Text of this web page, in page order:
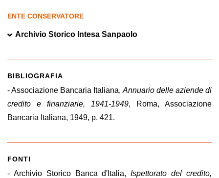
ENTE CONSERVATORE
Archivio Storico Intesa Sanpaolo
BIBLIOGRAFIA
- Associazione Bancaria Italiana, Annuario delle aziende di
credito e finanziarie, 1941-1949, Roma, Associazione
Bancaria Italiana, 1949, p. 421.
FONTI
- Archivio Storico Banca d'Italia,Ispettorato del credito,